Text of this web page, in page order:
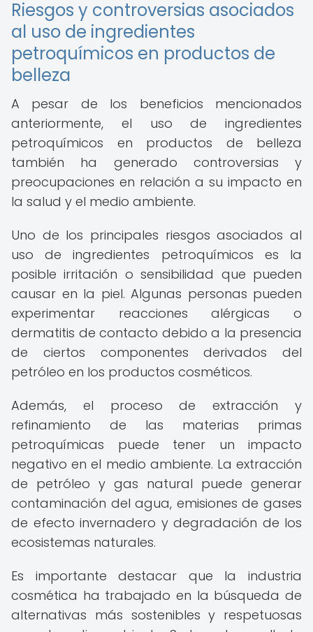
Riesgos y controversias asociados
al uso de ingredientes
petroquímicos en productos de
belleza
A pesar de los beneficios mencionados
anteriormente, el uso de ingredientes
petroquímicos en productos de belleza
también ha generado controversias y
preocupaciones en relación a su impacto en
la salud y el medio ambiente.
Uno de los principales riesgos asociados al
uso de ingredientes petroquímicos es la
posible irritación o sensibilidad que pueden
causar en la piel. Algunas personas pueden
experimentar reacciones alérgicas o
dermatitis de contacto debido a la presencia
de ciertos componentes derivados del
petróleo en los productos cosméticos.
Además, el proceso de extracción y
refinamiento de las materias primas
petroquímicas puede tener un impacto
negativo en el medio ambiente. La extracción
de petróleo y gas natural puede generar
contaminación del agua, emisiones de gases
de efecto invernadero y degradación de los
ecosistemas naturales.
Es importante destacar que la industria
cosmética ha trabajado en la búsqueda de
alternativas más sostenibles y respetuosas